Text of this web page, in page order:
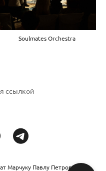
Soulmates Orchestra
ссылкой
Марчуку Павлу Петровичу